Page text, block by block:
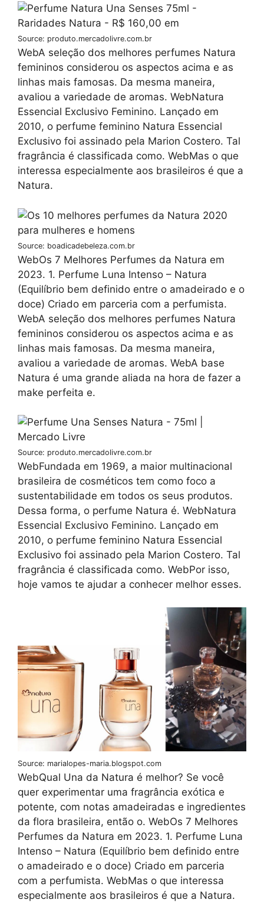
Source: produto.mercadolivre.com.br
WebA seleção dos melhores perfumes Natura
femininos considerou os aspectos acima e as
linhas mais famosas. Da mesma maneira,
avaliou a variedade de aromas. WebNatura
Essencial Exclusivo Feminino. Lançado em
2010, o perfume feminino Natura Essencial
Exclusivo foi assinado pela Marion Costero. Tal
fragrância é classificada como. WebMas o que
interessa especialmente aos brasileiros é que a
Natura.
Source: boadicadebeleza.com.br
WebOs 7 Melhores Perfumes da Natura em
2023. 1. Perfume Luna Intenso – Natura
(Equilíbrio bem definido entre o amadeirado e o
doce) Criado em parceria com a perfumista.
WebA seleção dos melhores perfumes Natura
femininos considerou os aspectos acima e as
linhas mais famosas. Da mesma maneira,
avaliou a variedade de aromas. WebA base
Natura é uma grande aliada na hora de fazer a
make perfeita e.
Source: produto.mercadolivre.com.br
WebFundada em 1969, a maior multinacional
brasileira de cosméticos tem como foco a
sustentabilidade em todos os seus produtos.
Dessa forma, o perfume Natura é. WebNatura
Essencial Exclusivo Feminino. Lançado em
2010, o perfume feminino Natura Essencial
Exclusivo foi assinado pela Marion Costero. Tal
fragrância é classificada como. WebPor isso,
hoje vamos te ajudar a conhecer melhor esses.
Source: marialopes-maria.blogspot.com
WebQual Una da Natura é melhor? Se você
quer experimentar uma fragrância exótica e
potente, com notas amadeiradas e ingredientes
da flora brasileira, então o. WebOs 7 Melhores
Perfumes da Natura em 2023. 1. Perfume Luna
Intenso – Natura (Equilíbrio bem definido entre
o amadeirado e o doce) Criado em parceria
com a perfumista. WebMas o que interessa
especialmente aos brasileiros é que a Natura.